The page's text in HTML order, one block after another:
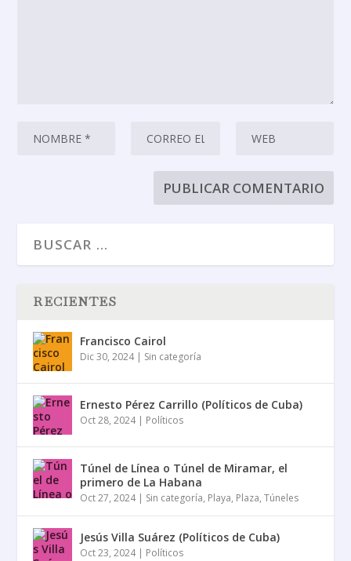
RECIENTES
Francisco Cairol
Dic 30, 2024| Sin categoría
Ernesto Pérez Carrillo (Políticos de Cuba)
Oct 28, 2024| Políticos
Túnel de Línea o Túnel de Miramar, el
primero de La Habana
Oct 27, 2024| Sin categoría, Playa, Plaza,Túneles
Jesús Villa Suárez (Políticos de Cuba)
Oct 23, 2024| Políticos